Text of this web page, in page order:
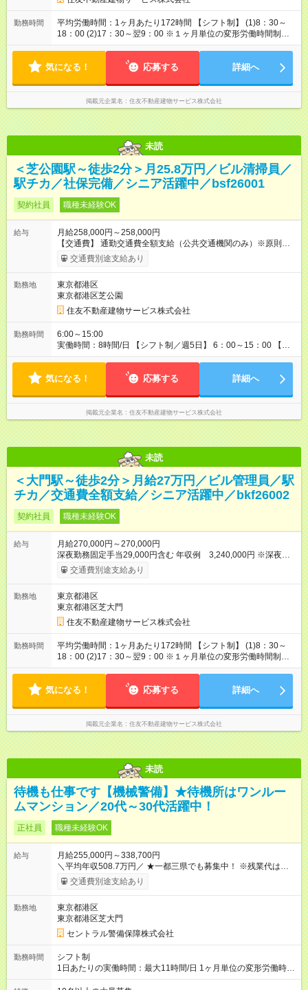
です。
勤務時間
平均労働時間：1ヶ月あたり172時間 【シフト制】 (1)8：30～
18：00 (2)17：30～翌9：00 ※１ヶ月単位の変形労働時間制
（月平均172時間） 【休憩】 (1)60分 (2)120分 平均労働時間：1
～翌9：00 ※１ヶ月単位の変形労働時間制（月平均172時間）
気になる！ 応募する 詳細へ
掲載元企業名 住友不動産建物サービス株式会社
未読
＜芝公園駅～徒歩2分＞月25.8万円／ビル清掃員／
駅チカ／社保完備／シニア活躍中／bsf26001
契約社員 職種未経験OK
給与
月給258,000円～258,000円
【交通費】 通勤交通費全額支給（公共交通機関のみ）※原則最
安経路 【キャリア支援】 ・キャリアチェンジ応援制度 ・資格取
得支援（提携予備校割引・受験費用等補助） ・eラーニング講座
期間の長さ：3ヶ月 雇用形態、給与は本採用時と同じです。
交通費別途支給あり
勤務地
東京都港区
東京都港区芝公園
住友不動産建物サービス株式会社
勤務時間
6:00～15:00
実働時間：8時間/日 【シフト制／週5日】 6：00～15：00 【休
憩】 60分
気になる！ 応募する 詳細へ
掲載元企業名 住友不動産建物サービス株式会社
未読
＜大門駅～徒歩2分＞月給27万円／ビル管理員／駅
チカ／交通費全額支給／シニア活躍中／bkf26002
契約社員 職種未経験OK
給与
月給270,000円～270,000円
深夜勤務固定手当29,000円含む 年収例 3,240,000円 ※深夜労
働の有無にかかわらず定額支給します。 超過分は別途支給いた
します。 【交通費】 通勤交通費全額支給（公共交通機関のみ）
・資格取得支援（提携予備校割引・受験費用等補助） ・eラーニ
ング講座の無料利用（約200コース）他 【試用期間】試用期間
あり 試用期間の長さ：3ヶ月 雇用形態、給与は本採用時と同じ
です。
交通費別途支給あり
勤務地
東京都港区
東京都港区芝大門
住友不動産建物サービス株式会社
勤務時間
平均労働時間：1ヶ月あたり172時間 【シフト制】 (1)8：30～
18：00 (2)17：30～翌9：00 ※１ヶ月単位の変形労働時間制
（月平均172時間） 【休憩】 (1)60分 (2)120分 平均労働時間：1
～翌9：00 ※１ヶ月単位の変形労働時間制（月平均172時間）
気になる！ 応募する 詳細へ
掲載元企業名 住友不動産建物サービス株式会社
未読
待機も仕事です【機械警備】★待機所はワンルー
ムマンション／20代～30代活躍中！
正社員 職種未経験OK
給与
月給255,000円～338,700円
＼平均年収508.7万円／ ★一都三県でも募集中！ ※残業代は
100％支給します。 ※勤務状況や年齢・経験・能力を考慮して決
定します。 ※上記とは別に年2回の賞与と各種手当を追加支給し
はありません。 【試用期間】試用期間あり 試用期間の長さ：3
ヶ月 雇用形態、給与は本採用時と同じです。
交通費別途支給あり
勤務地
東京都港区
東京都港区芝大門
セントラル警備保障株式会社
勤務時間
シフト制
1日あたりの実働時間：最大11時間/日 1ヶ月単位の変形労働時間
制（月平均実働172時間） ＜2交代制勤務＞ ◎日勤／09：00～